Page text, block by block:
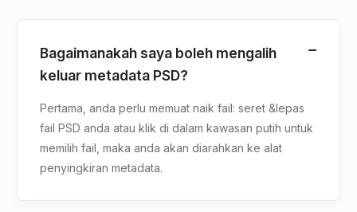
Bagaimanakah saya boleh mengalih
keluar metadata PSD?
Pertama, anda perlu memuat naik fail: seret &lepas
fail PSD anda atau klik di dalam kawasan putih untuk
memilih fail, maka anda akan diarahkan ke alat
penyingkiran metadata.